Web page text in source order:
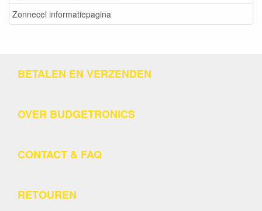
Zonnecel informatiepagina
BETALEN EN VERZENDEN
OVER BUDGETRONICS
CONTACT & FAQ
RETOUREN